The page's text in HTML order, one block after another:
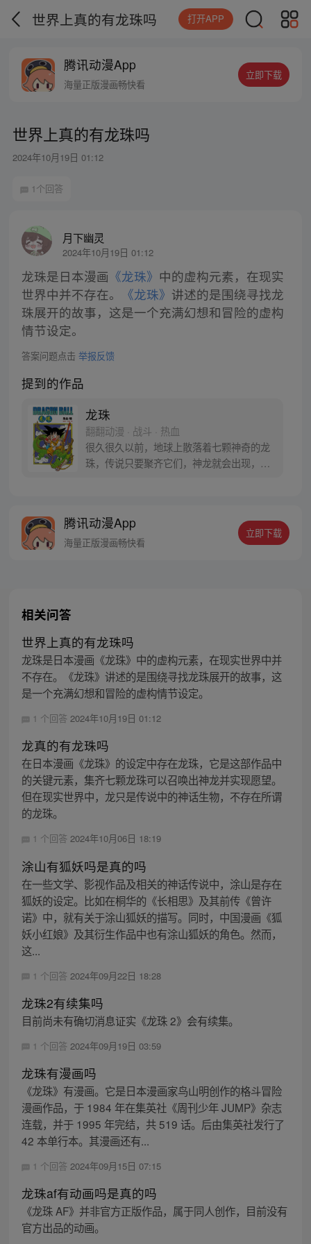
世界上真的有龙珠吗 打开APP
腾讯动漫App
海量正版漫画畅快看
立即下载
世界上真的有龙珠吗
2024年10月19日 01:12
1个回答
月下幽灵
2024年10月19日 01:12
龙珠是日本漫画 《龙珠》 中的虚构元素，在现实
世界中并不存在。
《龙珠》 讲述的是围绕寻找龙
珠展开的故事，这是一个充满幻想和冒险的虚构
情节设定。
答案问题点击 举报反馈
提到的作品
龙珠
翻翻动漫 · 战斗 · 热血
很久很久以前，地球上散落着七颗神奇的龙
珠，传说只要聚齐它们，神龙就会出现，并
腾讯动漫App
海量正版漫画畅快看
立即下载
相关问答
世界上真的有龙珠吗
龙珠是日本漫画《龙珠》中的虚构元素，在现实世界中并
不存在。《龙珠》讲述的是围绕寻找龙珠展开的故事，这
是一个充满幻想和冒险的虚构情节设定。
1 个回答 2024年10月19日 01:12
龙真的有龙珠吗
在日本漫画《龙珠》的设定中存在龙珠，它是这部作品中
的关键元素，集齐七颗龙珠可以召唤出神龙并实现愿望。
但在现实世界中，龙只是传说中的神话生物，不存在所谓
的龙珠。
1 个回答 2024年10月06日 18:19
涂山有狐妖吗是真的吗
在一些文学、影视作品及相关的神话传说中，涂山是存在
狐妖的设定。比如在桐华的《长相思》及其前传《曾许
诺》中，就有关于涂山狐妖的描写。同时，中国漫画《狐
妖小红娘》及其衍生作品中也有涂山狐妖的角色。然而，
这...
1 个回答 2024年09月22日 18:28
龙珠2有续集吗
目前尚未有确切消息证实《龙珠 2》会有续集。
1 个回答 2024年09月19日 03:59
龙珠有漫画吗
《龙珠》有漫画。它是日本漫画家鸟山明创作的格斗冒险
漫画作品，于 1984 年在集英社《周刊少年 JUMP》杂志
连载，并于 1995 年完结，共 519 话。后由集英社发行了
42 本单行本。其漫画还有...
1 个回答 2024年09月15日 07:15
龙珠af有动画吗是真的吗
《龙珠 AF》并非官方正版作品，属于同人创作，目前没有
官方出品的动画。